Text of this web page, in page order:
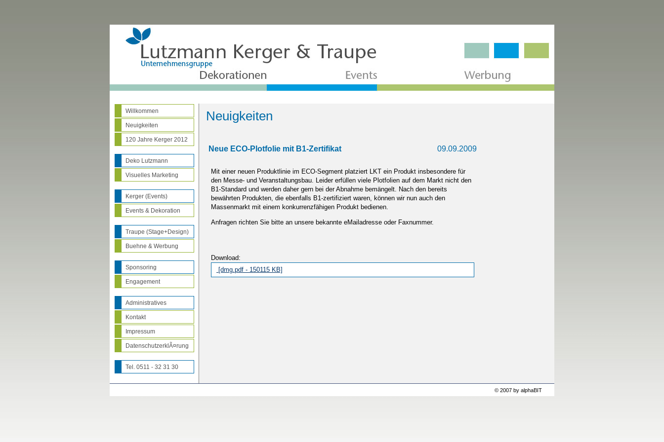
Willkommen
Neuigkeiten
120 Jahre Kerger 2012
Deko Lutzmann
Visuelles Marketing
Kerger (Events)
Events & Dekoration
Traupe (Stage+Design)
Buehne & Werbung
Sponsoring
Engagement
Administratives
Kontakt
Impressum
DatenschutzerklÃ¤rung
Tel. 0511 - 32 31 30
Neuigkeiten
Neue ECO-Plotfolie mit B1-Zertifikat 09.09.2009
Mit einer neuen Produktlinie im ECO-Segment platziert LKT ein Produkt insbesondere für
den Messe- und Veranstaltungsbau. Leider erfüllen viele Plotfolien auf dem Markt nicht den
B1-Standard und werden daher gern bei der Abnahme bemängelt. Nach den bereits
bewährten Produkten, die ebenfalls B1-zertifiziert waren, können wir nun auch den
Massenmarkt mit einem konkurrenzfähigen Produkt bedienen.
Anfragen richten Sie bitte an unsere bekannte eMailadresse oder Faxnummer.
Download:
[dmg.pdf - 150115 KB]
© 2007 by alphaBIT